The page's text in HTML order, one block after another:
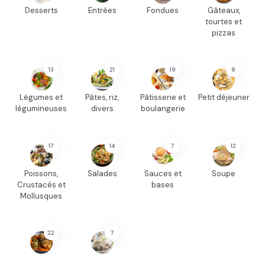
Desserts Entrées Fondues
Gâteaux,
tourtes et
pizzas
13
Légumes et
légumineuses
21
Pâtes, riz,
divers
19
Pâtisserie et
boulangerie
8
Petit déjeuner
17
Poissons,
Crustacés et
Mollusques
14
Salades
7
Sauces et
bases
12
Soupe
22 7